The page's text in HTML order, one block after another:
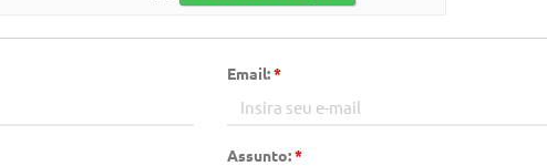
Email:*
Assunto:*